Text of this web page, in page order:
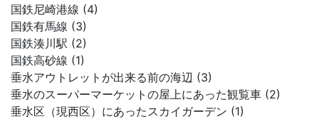
国鉄尼崎港線 (4)
国鉄有馬線 (3)
国鉄湊川駅 (2)
国鉄高砂線 (1)
垂水アウトレットが出来る前の海辺 (3)
垂水のスーパーマーケットの屋上にあった観覧車 (2)
垂水区（現西区）にあったスカイガーデン (1)